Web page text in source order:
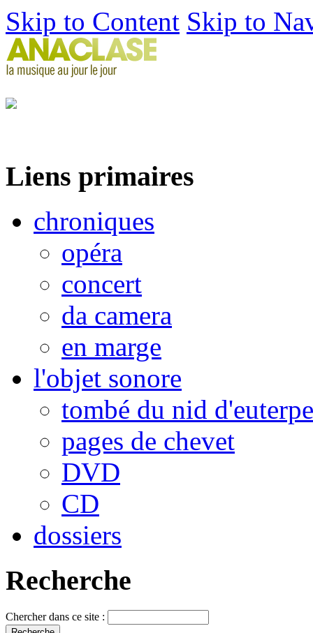
Skip to Content Skip to
Liens primaires
chroniques
opéra
concert
da camera
en marge
l'objet sonore
tombé du nid d'euterpe
pages de chevet
DVD
CD
dossiers
Recherche
Chercher dans ce site :